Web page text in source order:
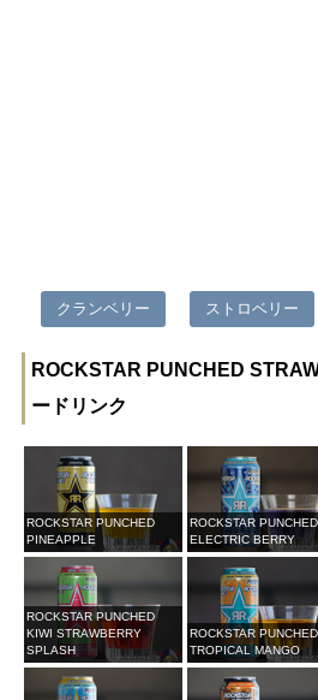
クランベリー ストロベリー
ROCKSTAR PUNCHED
ードリンク
ROCKSTAR PUNCHED
PINEAPPLE
ROCKSTAR PUNCHED
ELECTRIC BERRY
ROCKSTAR PUNCHED
KIWI STRAWBERRY
SPLASH
ROCKSTAR PUNCHED
TROPICAL MANGO